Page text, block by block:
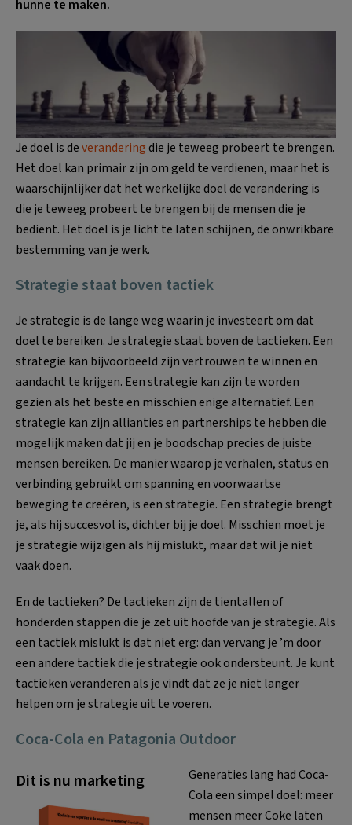
hunne te maken.
Je doel is deveranderingdie je teweeg probeert te brengen.
Het doel kan primair zijn om geld te verdienen, maar het is
waarschijnlijker dat het werkelijke doel de verandering is
die je teweeg probeert te brengen bij de mensen die je
bedient. Het doel is je licht te laten schijnen, de onwrikbare
bestemming van je werk.
Strategie staat boven tactiek
Je strategie is de lange weg waarin je investeert om dat
doel te bereiken. Je strategie staat boven de tactieken. Een
strategie kan bijvoorbeeld zijn vertrouwen te winnen en
aandacht te krijgen. Een strategie kan zijn te worden
gezien als het beste en misschien enige alternatief. Een
strategie kan zijn allianties en partnerships te hebben die
mogelijk maken dat jij en je boodschap precies de juiste
mensen bereiken. De manier waarop je verhalen, status en
verbinding gebruikt om spanning en voorwaartse
beweging te creëren, is een strategie. Een strategie brengt
je, als hij succesvol is, dichter bij je doel. Misschien moet je
je strategie wijzigen als hij mislukt, maar dat wil je niet
vaak doen.
En de tactieken? De tactieken zijn de tientallen of
honderden stappen die je zet uit hoofde van je strategie. Als
een tactiek mislukt is dat niet erg: dan vervang je ’m door
een andere tactiek die je strategie ook ondersteunt. Je kunt
tactieken veranderen als je vindt dat ze je niet langer
helpen om je strategie uit te voeren.
Coca-Cola en Patagonia Outdoor
Dit is nu marketing
Generaties lang had Coca-
Cola een simpel doel: meer
mensen meer Coke laten